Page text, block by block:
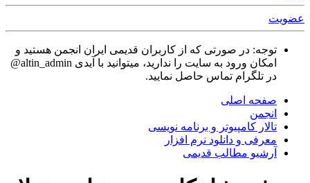
عضویت
توجه: در صورتی که از کاربران قدیمی ایران انجمن هستید و
امکان ورود به سایت را ندارید، میتوانید با آیدی altin_admin@
در تلگرام تماس حاصل نمایید.
صفحه اصلی
انجمن
تالار كامپيوتر و برنامه نویسی
معرفی و دانلود نرم افزار
آرشیو مطالب قدیمی